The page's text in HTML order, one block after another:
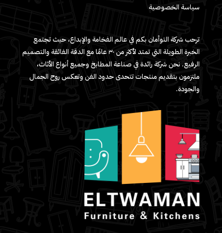
سياسة الخصوصية
ترحب شركة التوأمان بكم في عالم الفخامة والإبداع، حيث تجتمع
الخبرة الطويلة التي تمتد لأكثر من ٣٠ عامًا مع الدقة الفائقة والتصميم
الرفيع. نحن شركة رائدة في صناعة المطابخ وجميع أنواع الأثاث،
ملتزمون بتقديم منتجات تتحدى حدود الفن وتعكس روح الجمال
والجودة.